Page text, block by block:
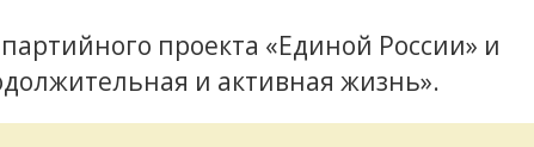
проекта «Единой России» и
и активная жизнь».